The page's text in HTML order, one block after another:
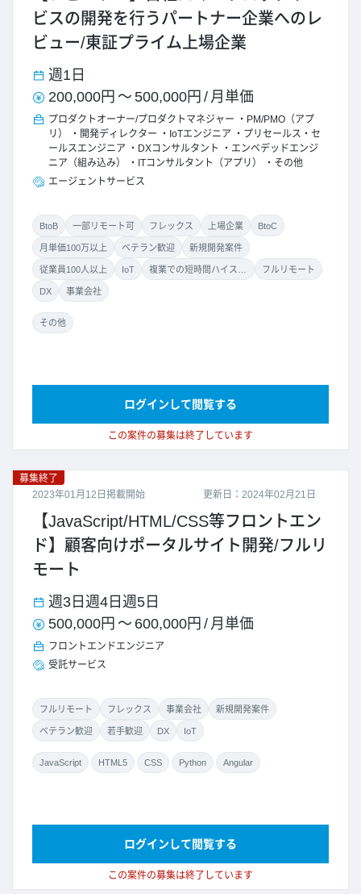
ビスの開発を行うパートナー企業へのレ
ビュー/東証プライム上場企業
週1日
200,000円 ～ 500,000円 / 月単価
プロダクトオーナー/プロダクトマネジャー
PM/PMO（アプ
リ）
開発ディレクター IoTエンジニア
プリセールス・セ
ールスエンジニア
DXコンサルタント
エンベデッドエンジ
ニア（組み込み）
ITコンサルタント（アプリ）
その他
エージェントサービス
BtoB 一部リモート可 フレックス 上場企業 BtoC
月単価100万以上 ベテラン歓迎 新規開発案件
従業員100人以上 IoT フルリモート
DX 事業会社
その他
この案件の募集は終了しています
ログインして閲覧する
更新日：2024年02月21日
募集終了
2023年01月12日掲載開始
【JavaScript/HTML/CSS等フロントエン
ド】顧客向けポータルサイト開発/フルリ
モート
週3日 週4日 週5日
500,000円 ～ 600,000円 / 月単価
フロントエンドエンジニア
受託サービス
フルリモート フレックス 事業会社 新規開発案件
ベテラン歓迎 若手歓迎 DX IoT
JavaScript HTML5 CSS Python Angular
この案件の募集は終了しています
ログインして閲覧する